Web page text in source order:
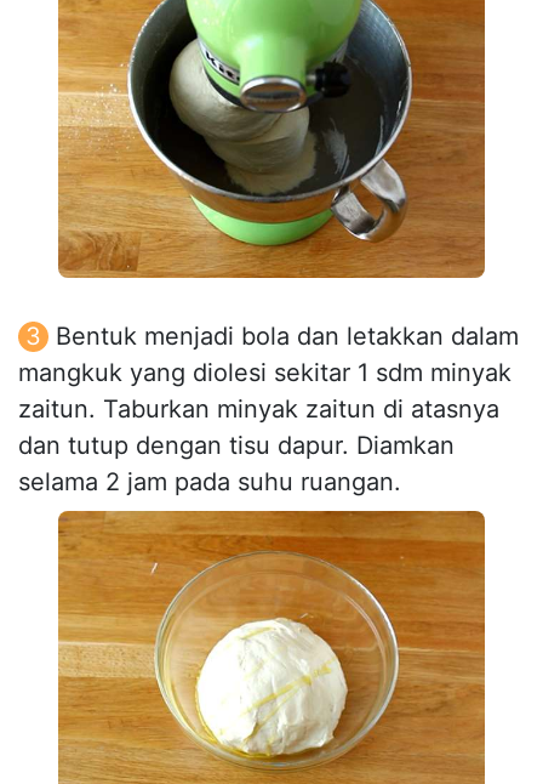
Bentuk menjadi bola dan letakkan dalam
mangkuk yang diolesi sekitar 1 sdm minyak
zaitun. Taburkan minyak zaitun di atasnya
dan tutup dengan tisu dapur. Diamkan
selama 2 jam pada suhu ruangan.